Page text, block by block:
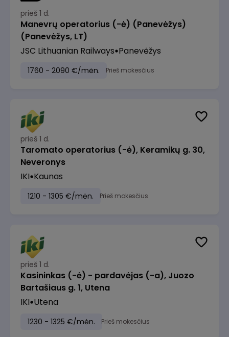
prieš 1 d.
Manevrų operatorius (-ė) (Panevėžys)
(Panevėžys, LT)
JSC Lithuanian Railways Panevėžys
1760 - 2090 €/mėn. Prieš mokesčius
prieš 1 d.
Taromato operatorius (-ė), Keramikų g. 30,
Neveronys
IKI Kaunas
1210 - 1305 €/mėn. Prieš mokesčius
prieš 1 d.
Kasininkas (-ė) - pardavėjas (-a), Juozo
Bartašiaus g. 1, Utena
IKI Utena
1230 - 1325 €/mėn. Prieš mokesčius